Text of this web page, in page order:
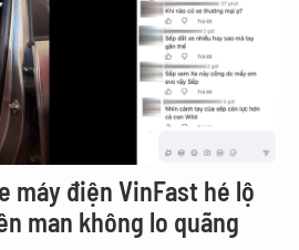
máy điện VinFast hé lộ
man không lo quãng